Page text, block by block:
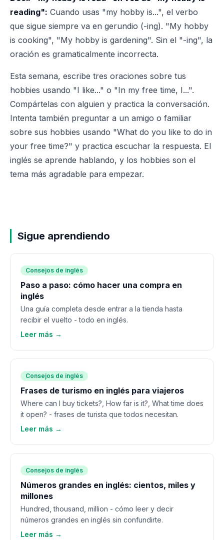
reading": Cuando usas "my hobby is...", el verbo
que sigue siempre va en gerundio (-ing). "My hobby
is cooking", "My hobby is gardening". Sin el "-ing", la
oración es gramaticalmente incorrecta.
Esta semana, escribe tres oraciones sobre tus
hobbies usando "I like..." o "In my free time, I...".
Compártelas con alguien y practica la conversación.
Intenta también preguntar a un amigo o familiar
sobre sus hobbies usando "What do you like to do in
your free time?" y practica escuchar la respuesta. El
inglés se aprende hablando, y los hobbies son el
tema más agradable para empezar.
Sigue aprendiendo
Consejos de inglés
Paso a paso: cómo hacer una compra en
inglés
Una guía completa desde entrar a la tienda hasta
recibir el vuelto - todo en inglés.
Leer más →
Consejos de inglés
Frases de turismo en inglés para viajeros
Where can I buy tickets?, How far is it?, What time does
it open? - frases de turista que todos necesitan.
Leer más →
Consejos de inglés
Números grandes en inglés: cientos, miles y
millones
Hundred, thousand, million - cómo leer y decir
números grandes en inglés sin confundirte.
Leer más →